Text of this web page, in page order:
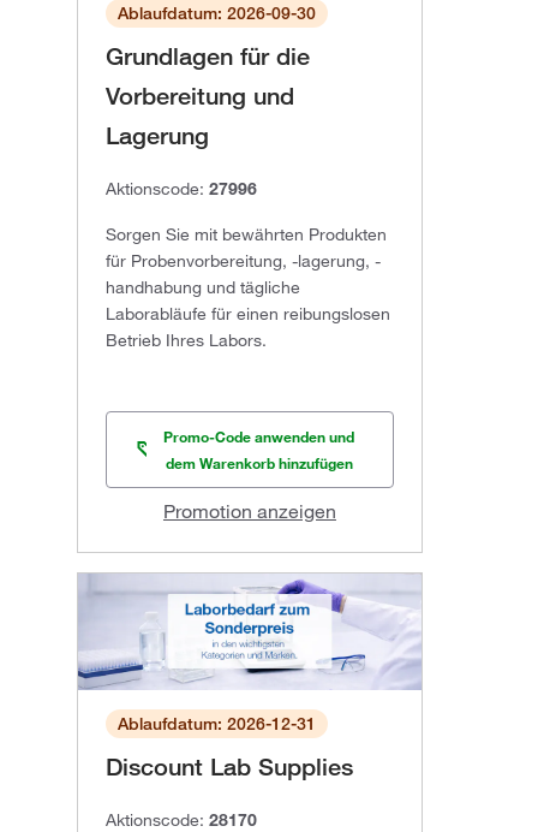
Ablaufdatum: 2026-09-30
Grundlagen für die
Vorbereitung und
Lagerung
Aktionscode: 27996
Sorgen Sie mit bewährten Produkten
für Probenvorbereitung, -lagerung, -
handhabung und tägliche
Laborabläufe für einen reibungslosen
Betrieb Ihres Labors.
Promo-Code anwenden und
dem Warenkorb hinzufügen
Promotion anzeigen
Ablaufdatum: 2026-12-31
Discount Lab Supplies
Aktionscode: 28170